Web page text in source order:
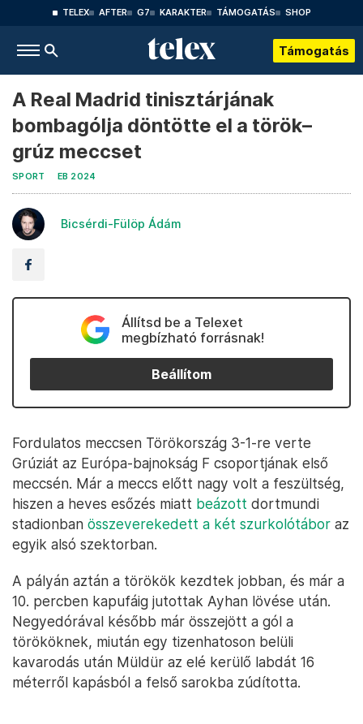
TELEX AFTER G7 KARAKTER TÁMOGATÁS SHOP
Támogatás
A Real Madrid tinisztárjának
bombagólja döntötte el a török–
grúz meccset
SPORT EB 2024
Bicsérdi-Fülöp Ádám
Állítsd be a Telexet
megbízható forrásnak!
Beállítom
Fordulatos meccsen Törökország 3-1-re verte
Grúziát az Európa-bajnokság F csoportjának első
meccsén. Már a meccs előtt nagy volt a feszültség,
hiszen a heves esőzés miatt beázott dortmundi
stadionban összeverekedett a két szurkolótábor az
egyik alsó szektorban.
A pályán aztán a törökök kezdtek jobban, és már a
10. percben kapufáig jutottak Ayhan lövése után.
Negyedórával később már összejött a gól a
törököknek, miután egy tizenhatoson belüli
kavarodás után Müldür az elé kerülő labdát 16
méterről kapásból a felső sarokba zúdította.